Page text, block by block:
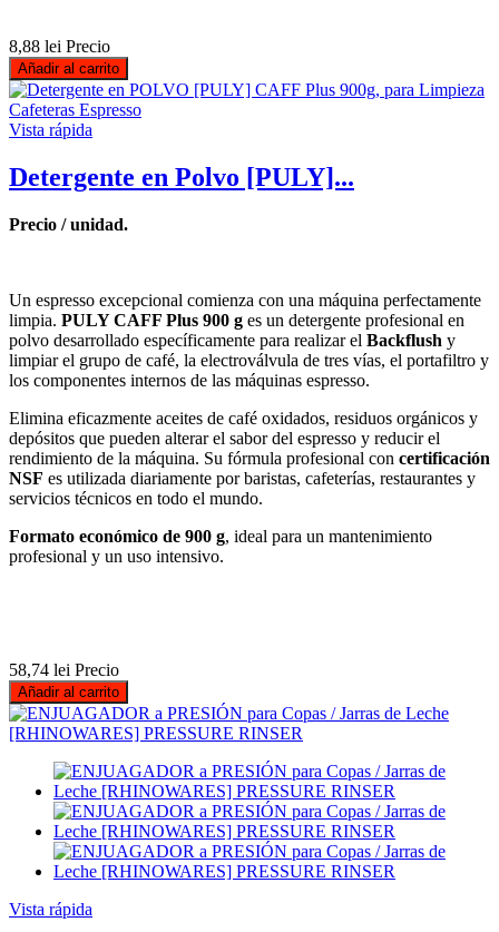
8,88 lei Precio
Añadir al carrito
Vista rápida
Detergente en Polvo [PULY]...
Precio / unidad.
Un espresso excepcional comienza con una máquina perfectamente
limpia. PULY CAFF Plus 900 g es un detergente profesional en
polvo desarrollado específicamente para realizar el Backflush y
limpiar el grupo de café, la electroválvula de tres vías, el portafiltro y
los componentes internos de las máquinas espresso.
Elimina eficazmente aceites de café oxidados, residuos orgánicos y
depósitos que pueden alterar el sabor del espresso y reducir el
rendimiento de la máquina. Su fórmula profesional con certificación
NSF es utilizada diariamente por baristas, cafeterías, restaurantes y
servicios técnicos en todo el mundo.
Formato económico de 900 g, ideal para un mantenimiento
profesional y un uso intensivo.
58,74 lei Precio
Añadir al carrito
Vista rápida